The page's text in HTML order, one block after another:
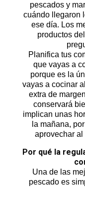
pescados y
cuándo llegaron
ese día. Los
productos
Planifica tus
que vayas a
porque es la
vayas a cocinar
extra de
conservará
implican unas
la mañana,
aprovechar
Por qué la
Una de las
pescado es